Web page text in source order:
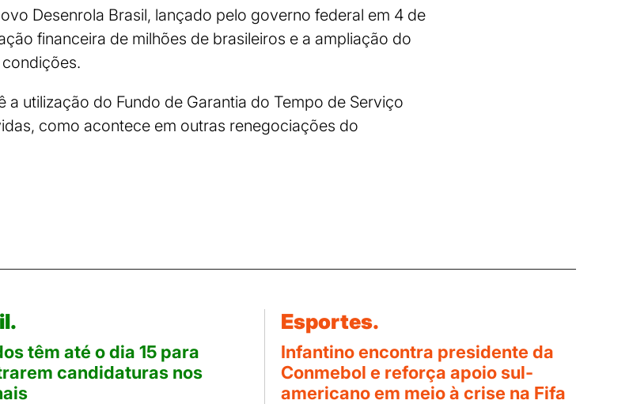
Desenrola Brasil, lançado pelo governo federal em 4 de
financeira de milhões de brasileiros e a ampliação do
a utilização do Fundo de Garantia do Tempo de Serviço
como acontece em outras renegociações do
têm até o dia 15 para
candidaturas nos
Esportes.
Infantino encontra presidente da
Conmebol e reforça apoio sul-
americano em meio à crise na Fifa